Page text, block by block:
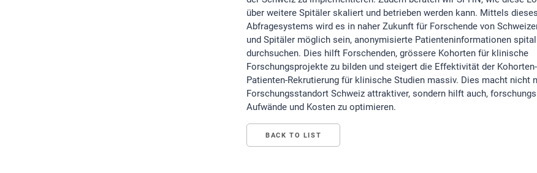
über weitere Spitäler skaliert und betrieben werden kann. Mittels dieses
Abfragesystems wird es in naher Zukunft für Forschende von
und Spitäler möglich sein, anonymisierte Patienteninformationen
durchsuchen. Dies hilft Forschenden, grössere Kohorten für klinische
Forschungsprojekte zu bilden und steigert die Effektivität der
Patienten-Rekrutierung für klinische Studien massiv. Dies macht nicht
Forschungsstandort Schweiz attraktiver, sondern hilft auch,
Aufwände und Kosten zu optimieren.
BACK TO LIST